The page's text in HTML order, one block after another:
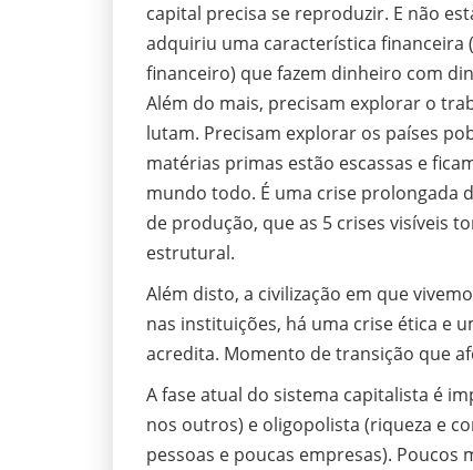
capital precisa se reproduzir. E não
adquiriu uma característica financeira
financeiro) que fazem dinheiro com
Além do mais, precisam explorar o
lutam. Precisam explorar os países
matérias primas estão escassas e
mundo todo. É uma crise prolongada
de produção, que as 5 crises visíveis
estrutural.
Além disto, a civilização em que
nas instituições, há uma crise ética e
acredita. Momento de transição que
A fase atual do sistema capitalista é
nos outros) e oligopolista (riqueza e
pessoas e poucas empresas).